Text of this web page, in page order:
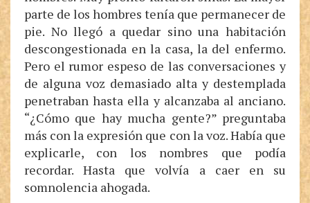
parte de los hombres tenía que permanecer de
pie. No llegó a quedar sino una habitación
descongestionada en la casa, la del enfermo.
Pero el rumor espeso de las conversaciones y
de alguna voz demasiado alta y destemplada
penetraban hasta ella y alcanzaba al anciano.
“¿Cómo que hay mucha gente?” preguntaba
más con la expresión que con la voz. Había que
explicarle, con los nombres que podía
recordar. Hasta que volvía a caer en su
somnolencia ahogada.